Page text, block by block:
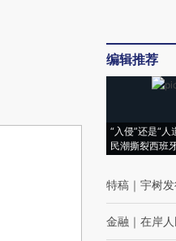
编辑推荐
“入侵”还是“人
民潮撕裂西班
特稿 ｜ 宇树
金融 ｜ 在岸